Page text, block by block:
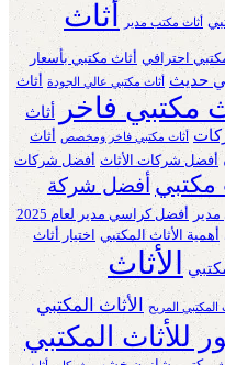
أثاث مكتب مدير
أثاث
احترافي أثاث مكتبي بأسعار
حديث أثاث مكتبي عالي الجودة أثاث
مكتبي فاخر
أثاث
أثاث مكتبي فاخر ومخصص
أثاث
أفضل شركات الأثاث أفضل شركات
أفضل شركة
أفضل كراسي مدير لعام 2025
أهمية الأثاث المكتبي اختيار أثاث
الأثاث
المكتبي المريح
الأثاث المكتبي
للأثاث المكتبي